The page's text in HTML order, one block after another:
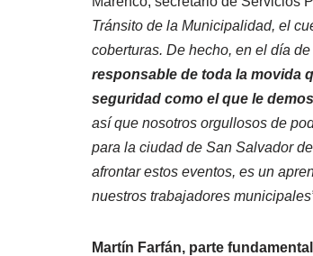
Tránsito de la Municipalidad, el
coberturas. De hecho, en el día
responsable de toda la movida
seguridad como el que le
así que nosotros orgullosos de
para la ciudad de San Salvador
afrontar estos eventos, es un
nuestros trabajadores
Martín Farfán, parte